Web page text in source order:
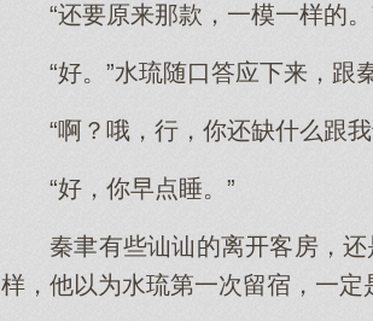
“还要原来那款，一模一样的。
“好。”水琉随口答应下来，跟
“啊？哦，行，你还缺什么跟我
“好，你早点睡。”
秦聿有些讪讪的离开客房，
样，他以为水琉第一次留宿，一定